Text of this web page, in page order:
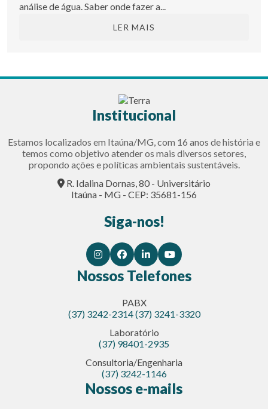
análise de água. Saber onde fazer a...
LER MAIS
Institucional
Estamos localizados em Itaúna/MG, com 16 anos de história e
temos como objetivo atender os mais diversos setores,
propondo ações e políticas ambientais sustentáveis.
R. Idalina Dornas, 80 - Universitário
Itaúna - MG - CEP: 35681-156
Siga-nos!
Nossos Telefones
PABX
(37) 3242-2314(37) 3241-3320
Laboratório
(37) 98401-2935
Consultoria/Engenharia
(37) 3242-1146
Nossos e-mails